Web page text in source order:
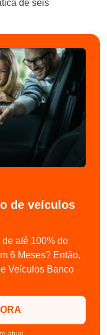
de seis
de veículos
até 100% do
6 Meses? Então,
Veículos Banco